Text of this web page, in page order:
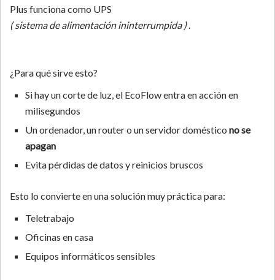
Plus funciona como UPS
( sistema de alimentación ininterrumpida ).
¿Para qué sirve esto?
Si hay un corte de luz, el EcoFlow entra en acción en
milisegundos
Un ordenador, un router o un servidor doméstico no se
apagan
Evita pérdidas de datos y reinicios bruscos
Esto lo convierte en una solución muy práctica para:
Teletrabajo
Oficinas en casa
Equipos informáticos sensibles